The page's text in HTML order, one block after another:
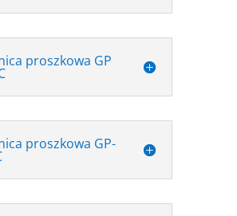
proszkowa GP
proszkowa GP-